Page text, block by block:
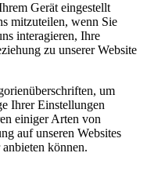
Gerät eingestellt
mitzuteilen, wenn Sie
interagieren, Ihre
zu unserer Website
um
Ihrer Einstellungen
einiger Arten von
auf unseren Websites
können.